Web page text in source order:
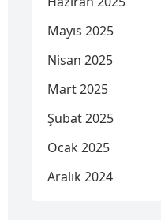
Mayıs 2025
Nisan 2025
Mart 2025
Şubat 2025
Ocak 2025
Aralık 2024